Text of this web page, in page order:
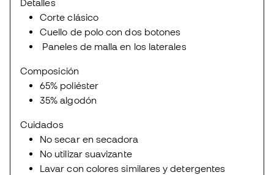
Detalles
Corte clásico
Cuello de polo con dos botones
Paneles de malla en los laterales
Composición
65% poliéster
35% algodón
Cuidados
No secar en secadora
No utilizar suavizante
Lavar con colores similares y detergentes